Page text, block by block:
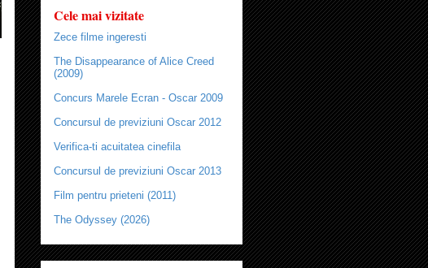
Cele mai vizitate
Zece filme ingeresti
The Disappearance of Alice Creed
(2009)
Concurs Marele Ecran - Oscar 2009
Concursul de previziuni Oscar 2012
Verifica-ti acuitatea cinefila
Concursul de previziuni Oscar 2013
Film pentru prieteni (2011)
The Odyssey (2026)